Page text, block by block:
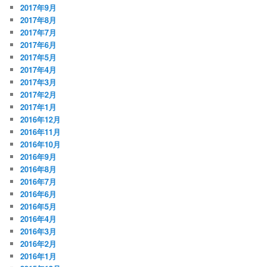
2017年9月
2017年8月
2017年7月
2017年6月
2017年5月
2017年4月
2017年3月
2017年2月
2017年1月
2016年12月
2016年11月
2016年10月
2016年9月
2016年8月
2016年7月
2016年6月
2016年5月
2016年4月
2016年3月
2016年2月
2016年1月